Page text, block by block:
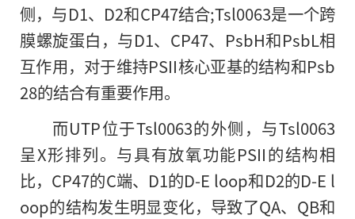
侧，与D1、D2和CP47结合;Tsl0063是一个跨
膜螺旋蛋白，与D1、CP47、PsbH和PsbL相
互作用，对于维持PSII核心亚基的结构和Psb
28的结合有重要作用。
而UTP位于Tsl0063的外侧，与Tsl0063
呈X形排列。与具有放氧功能PSII的结构相
比，CP47的C端、D1的D-E loop和D2的D-E l
oop的结构发生明显变化，导致了QA、QB和